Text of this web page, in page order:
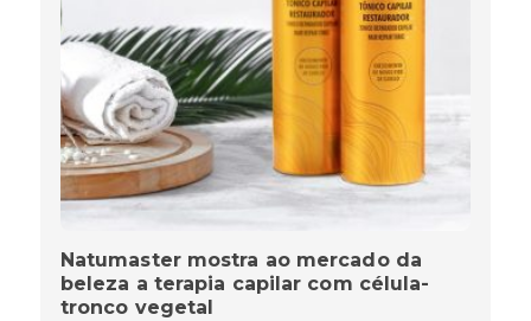
Natumaster mostra ao mercado da
beleza a terapia capilar com célula-
tronco vegetal